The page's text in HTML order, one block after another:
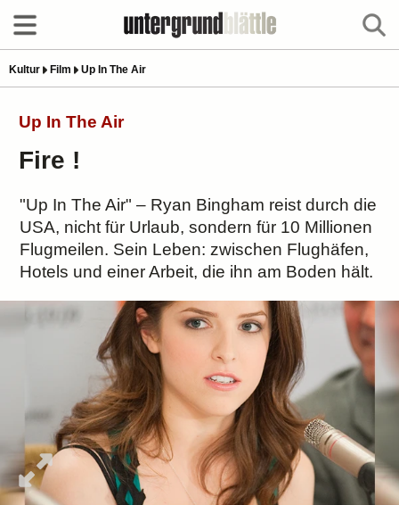
Kultur Film Up In The Air
Up In The Air
Fire !
"Up In The Air" – Ryan Bingham reist durch die
USA, nicht für Urlaub, sondern für 10 Millionen
Flugmeilen. Sein Leben: zwischen Flughäfen,
Hotels und einer Arbeit, die ihn am Boden hält.